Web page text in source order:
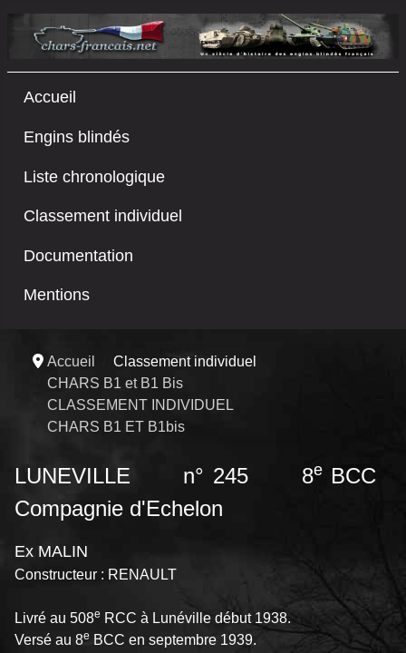
Accueil
Engins blindés
Liste chronologique
Classement individuel
Documentation
Mentions
Accueil
Classement individuel
CHARS B1 et B1 Bis
CLASSEMENT INDIVIDUEL
CHARS B1 ET B1bis
LUNEVILLE n° 245 8eBCC
Compagnie d'Echelon
Ex MALIN
Constructeur : RENAULT
Livré au 508e RCC à Lunéville début 1938.
Versé au 8e BCC en septembre 1939.